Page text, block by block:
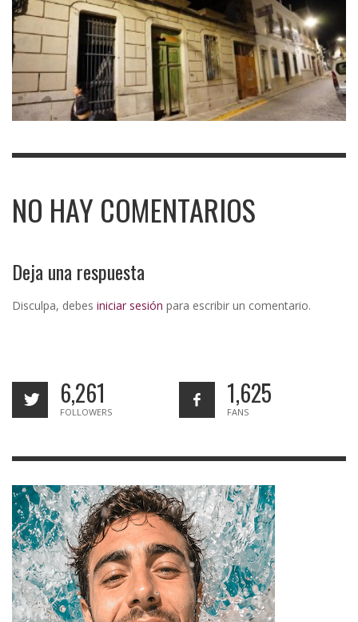
NO HAY COMENTARIOS
Deja una respuesta
Disculpa, debes iniciar sesión para escribir un comentario.
6,261
FOLLOWERS
1,625
FANS